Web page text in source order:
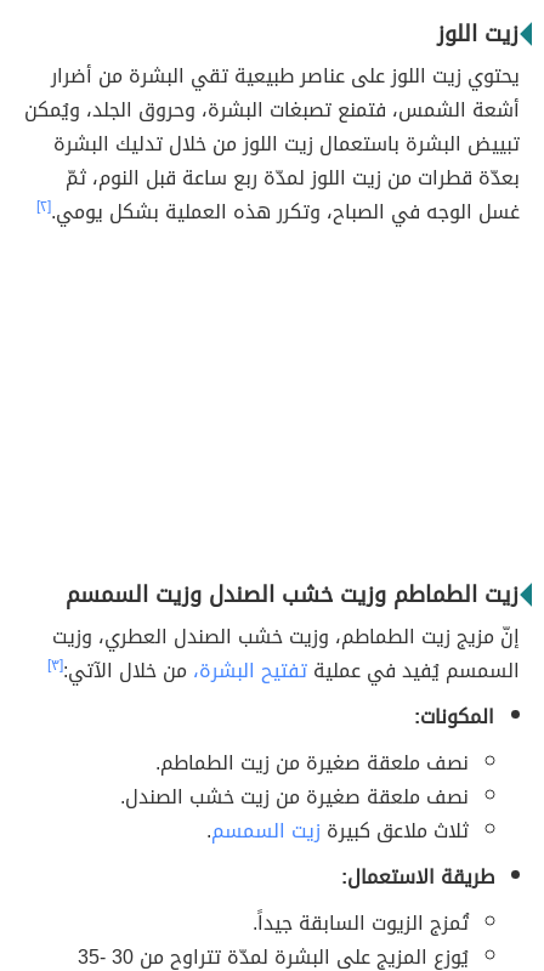
زيت اللوز
يحتوي زيت اللوز على عناصر طبيعية تقي البشرة من أضرار
أشعة الشمس، فتمنع تصبغات البشرة، وحروق الجلد، ويُمكن
تبييض البشرة باستعمال زيت اللوز من خلال تدليك البشرة
بعدّة قطرات من زيت اللوز لمدّة ربع ساعة قبل النوم، ثمّ
غسل الوجه في الصباح، وتكرر هذه العملية بشكل يومي.[٢]
زيت الطماطم وزيت خشب الصندل وزيت السمسم
إنّ مزيج زيت الطماطم، وزيت خشب الصندل العطري، وزيت
السمسم يُفيد في عمليةتفتيح البشرة، من خلال الآتي:[٣]
المكونات:
نصف ملعقة صغيرة من زيت الطماطم.
نصف ملعقة صغيرة من زيت خشب الصندل.
ثلاث ملاعق كبيرة زيت السمسم.
طريقة الاستعمال:
تُمزج الزيوت السابقة جيداً.
يُوزع المزيج على البشرة لمدّة تتراوح من 30 -35